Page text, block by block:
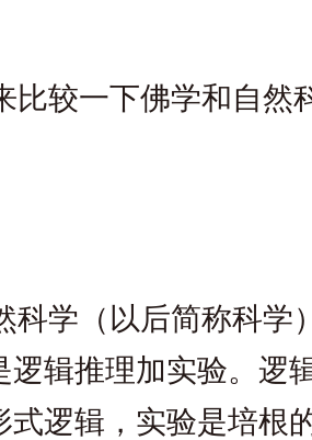
较一下佛学和自然
学（以后简称科学
逻辑推理加实验。逻
式逻辑，实验是培根